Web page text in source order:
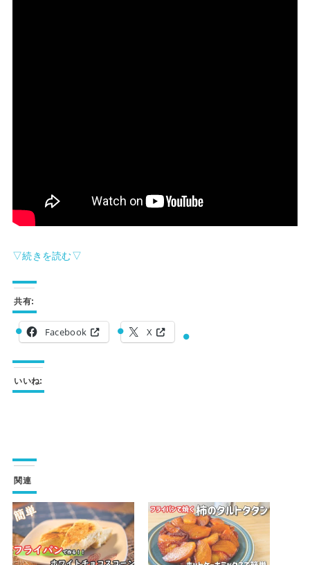
▽続きを読む▽
共有:
Facebook X
いいね:
関連